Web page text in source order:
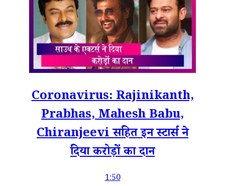
Coronavirus: Rajinikanth,
Prabhas, Mahesh Babu,
Chiranjeevi सहित इन स्टार्स ने
दिया करोड़ों का दान
1:50